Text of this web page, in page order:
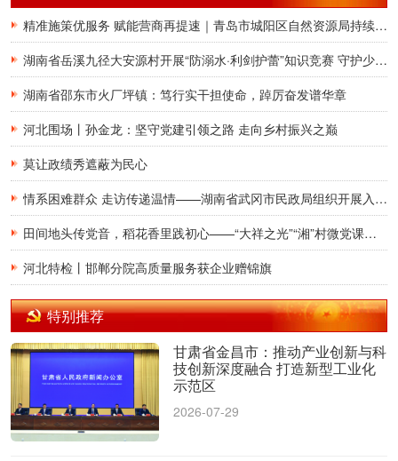
精准施策优服务 赋能营商再提速｜青岛市城阳区自然资源局持续升级不动产登记涉企服务 跑出改革加速度
湖南省岳溪九径大安源村开展“防溺水·利剑护蕾”知识竞赛 守护少年儿童平安暑假
湖南省邵东市火厂坪镇：笃行实干担使命，踔厉奋发谱华章
河北围场丨孙金龙：坚守党建引领之路 走向乡村振兴之巅
莫让政绩秀遮蔽为民心
情系困难群众 走访传递温情——湖南省武冈市民政局组织开展入户走访慰问活动
田间地头传党音，稻花香里践初心——“大祥之光”“湘”村微党课宣讲团走进湖南省邵阳市大祥区罗市镇和平村
河北特检丨邯郸分院高质量服务获企业赠锦旗
特别推荐
甘肃省金昌市：推动产业创新与科
技创新深度融合 打造新型工业化
示范区
2026-07-29